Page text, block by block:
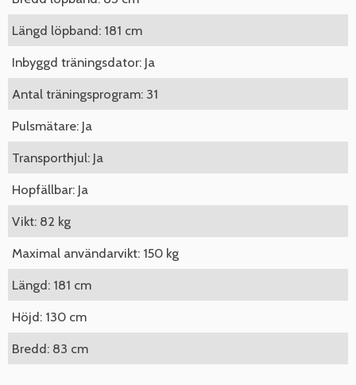
Längd löpband: 181 cm
Inbyggd träningsdator: Ja
Antal träningsprogram: 31
Pulsmätare: Ja
Transporthjul: Ja
Hopfällbar: Ja
Vikt: 82 kg
Maximal användarvikt: 150 kg
Längd: 181 cm
Höjd: 130 cm
Bredd: 83 cm